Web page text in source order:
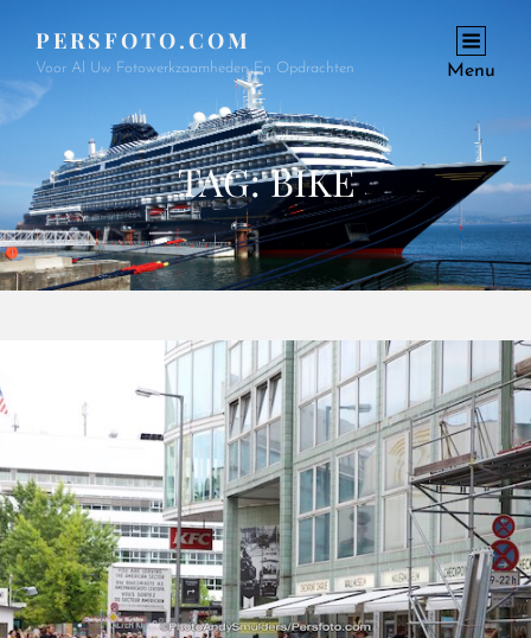
PERSFOTO.COM
Voor Al Uw Fotowerkzaamheden En Opdrachten Menu
TAG:BIKE